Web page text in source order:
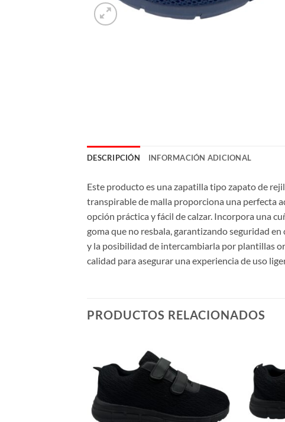
DESCRIPCIÓN INFORMACIÓN ADICIONAL
Este producto es una zapatilla tipo zapato de
transpirable de malla proporciona una perfecta
opción práctica y fácil de calzar. Incorpora una
goma que no resbala, garantizando seguridad
y la posibilidad de intercambiarla por plantillas
calidad para asegurar una experiencia de uso
PRODUCTOS RELACIONADOS